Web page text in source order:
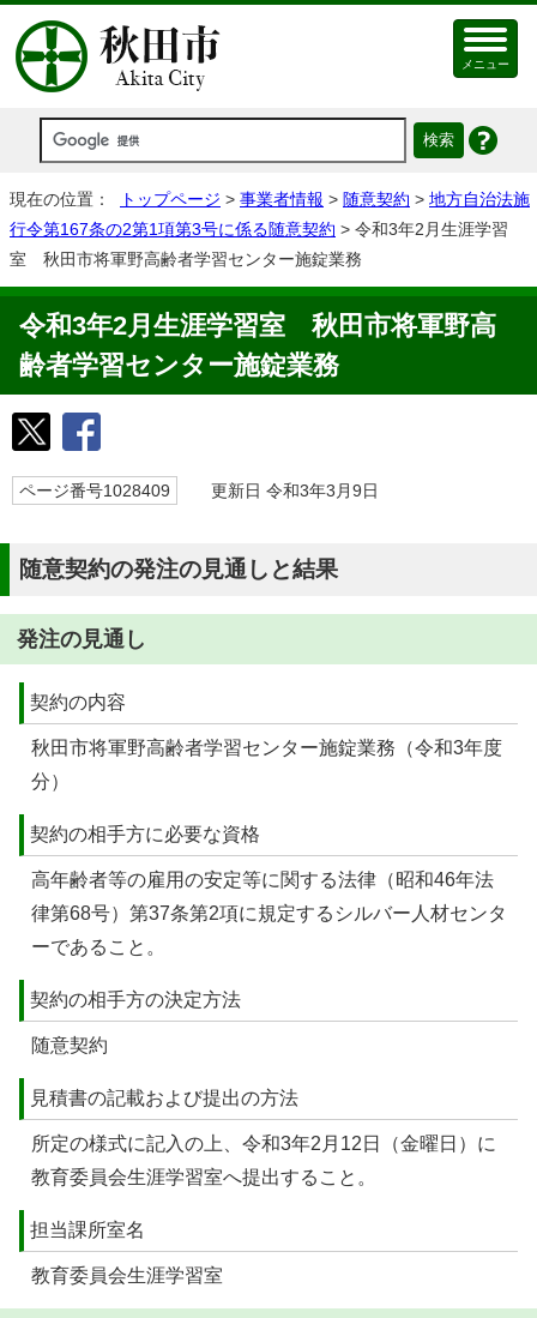
メニュー
現在の位置： トップページ > 事業者情報 > 随意契約 > 地方自治法施
行令第167条の2第1項第3号に係る随意契約 > 令和3年2月生涯学習
室 秋田市将軍野高齢者学習センター施錠業務
令和3年2月生涯学習室 秋田市将軍野高
齢者学習センター施錠業務
ページ番号1028409 更新日 令和3年3月9日
随意契約の発注の見通しと結果
発注の見通し
契約の内容
秋田市将軍野高齢者学習センター施錠業務（令和3年度
分）
契約の相手方に必要な資格
高年齢者等の雇用の安定等に関する法律（昭和46年法
律第68号）第37条第2項に規定するシルバー人材センタ
ーであること。
契約の相手方の決定方法
随意契約
見積書の記載および提出の方法
所定の様式に記入の上、令和3年2月12日（金曜日）に
教育委員会生涯学習室へ提出すること。
担当課所室名
教育委員会生涯学習室